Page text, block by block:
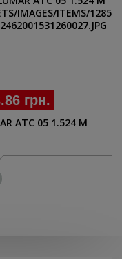
грн.
ATС 05 1.524 M